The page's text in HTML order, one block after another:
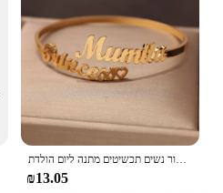
them an indispensable
to elevate their business
מותאם אישית לצמיד לב כתר לב אופנה מלבן חן צמיד צבע זהב נירוסטה עבור נשים תכשיטים מתנה ליום הולדת
₪13.05